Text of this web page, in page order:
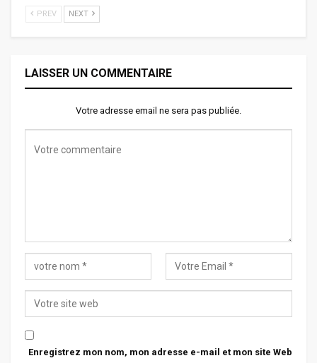
PREV NEXT
LAISSER UN COMMENTAIRE
Votre adresse email ne sera pas publiée.
Enregistrez mon nom, mon adresse e-mail et mon site Web